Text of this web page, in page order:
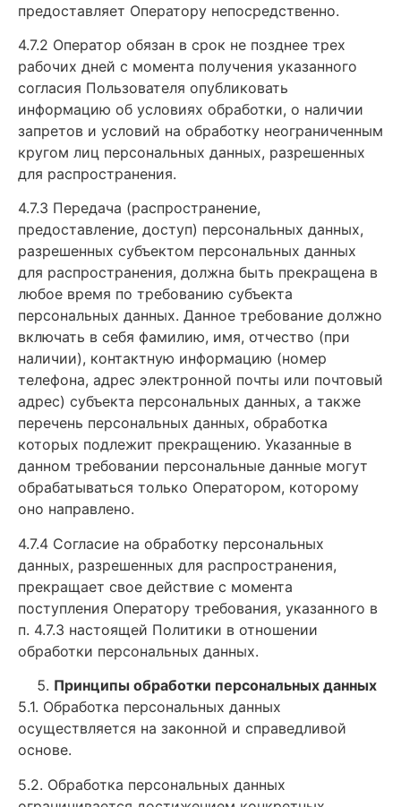
предоставляет Оператору непосредственно.
4.7.2 Оператор обязан в срок не позднее трех
рабочих дней с момента получения указанного
согласия Пользователя опубликовать
информацию об условиях обработки, о наличии
запретов и условий на обработку неограниченным
кругом лиц персональных данных, разрешенных
для распространения.
4.7.3 Передача (распространение,
предоставление, доступ) персональных данных,
разрешенных субъектом персональных данных
для распространения, должна быть прекращена в
любое время по требованию субъекта
персональных данных. Данное требование должно
включать в себя фамилию, имя, отчество (при
наличии), контактную информацию (номер
телефона, адрес электронной почты или почтовый
адрес) субъекта персональных данных, а также
перечень персональных данных, обработка
которых подлежит прекращению. Указанные в
данном требовании персональные данные могут
обрабатываться только Оператором, которому
оно направлено.
4.7.4 Согласие на обработку персональных
данных, разрешенных для распространения,
прекращает свое действие с момента
поступления Оператору требования, указанного в
п. 4.7.3 настоящей Политики в отношении
обработки персональных данных.
Принципы обработки персональных данных
5.1. Обработка персональных данных
осуществляется на законной и справедливой
основе.
5.2. Обработка персональных данных